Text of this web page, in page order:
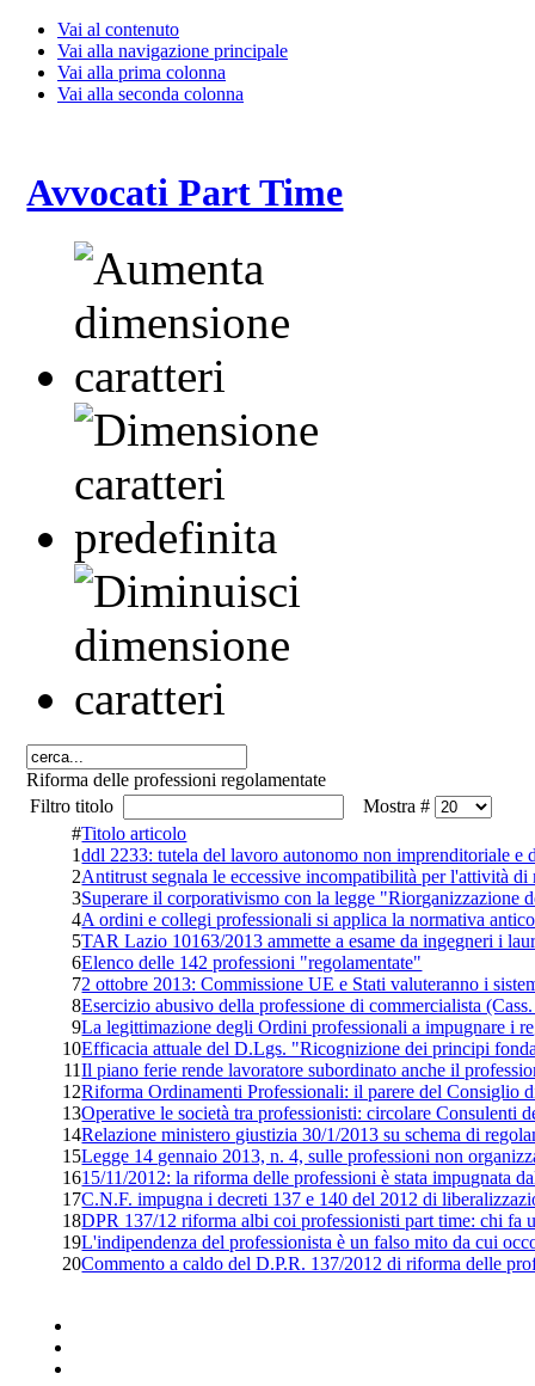
Vai al contenuto
Vai alla navigazione principale
Vai alla prima colonna
Vai alla seconda colonna
Avvocati Part Time
Riforma delle professioni regolamentate
Filtro titolo
Mostra #
#Titolo articolo
1ddl 2233: tutela del lavoro autonomo non imprenditoriale e
2Antitrust segnala le eccessive incompatibilità per l'attività di
3Superare il corporativismo con la legge "Riorganizzazione
4A ordini e collegi professionali si applica la normativa
5TAR Lazio 10163/2013 ammette a esame da ingegneri i
6Elenco delle 142 professioni "regolamentate"
72 ottobre 2013: Commissione UE e Stati valuteranno i
8Esercizio abusivo della professione di commercialista
9La legittimazione degli Ordini professionali a impugnare i
10Efficacia attuale del D.Lgs. "Ricognizione dei principi
11Il piano ferie rende lavoratore subordinato anche il
12Riforma Ordinamenti Professionali: il parere del Consiglio
13Operative le società tra professionisti: circolare Consulenti
14Relazione ministero giustizia 30/1/2013 su schema di
15Legge 14 gennaio 2013, n. 4, sulle professioni non
1615/11/2012: la riforma delle professioni è stata impugnata
17C.N.F. impugna i decreti 137 e 140 del 2012 di
18DPR 137/12 riforma albi coi professionisti part time: chi fa
19L'indipendenza del professionista è un falso mito da cui
20Commento a caldo del D.P.R. 137/2012 di riforma delle